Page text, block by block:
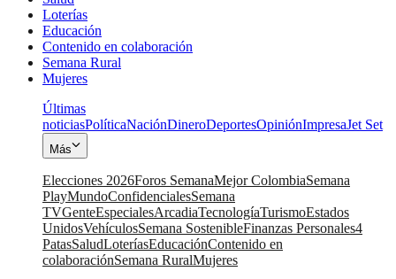
Loterías
Educación
Contenido en colaboración
Semana Rural
Mujeres
Últimas
noticiasPolíticaNaciónDineroDeportesOpiniónImpresaJet Set
Más
Elecciones 2026Foros SemanaMejor ColombiaSemana
PlayMundoConfidencialesSemana
TVGenteEspecialesArcadiaTecnologíaTurismoEstados
UnidosVehículosSemana SostenibleFinanzas Personales4
PatasSaludLoteríasEducaciónContenido en
colaboraciónSemana RuralMujeres